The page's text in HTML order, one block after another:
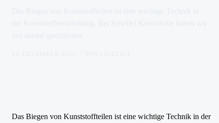
Das Biegen von Kunststoffteilen ist eine wichtige Technik in der